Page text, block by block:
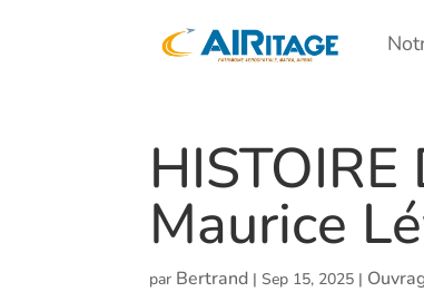
Maurice
par Bertrand |Sep 15, 2025 |